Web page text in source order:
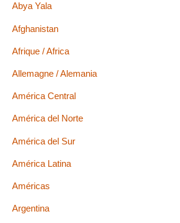
Abya Yala
Afghanistan
Afrique / Africa
Allemagne / Alemania
América Central
América del Norte
América del Sur
América Latina
Américas
Argentina